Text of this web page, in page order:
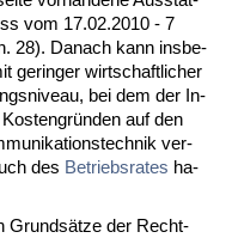
vom 17.02.2010 - 7
28). Da­nach kann ins­be­
ge­rin­ger wirt­schaft­li­cher
bei dem der In­
auf den
ver­
des Be­triebs­ra­tes ha­
Grundsätze der Recht­